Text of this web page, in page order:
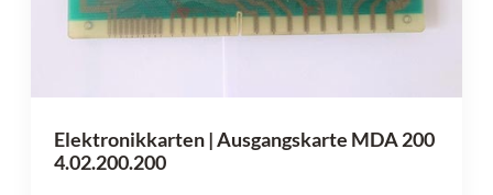
Elektronikkarten | Ausgangskarte MDA 200
4.02.200.200